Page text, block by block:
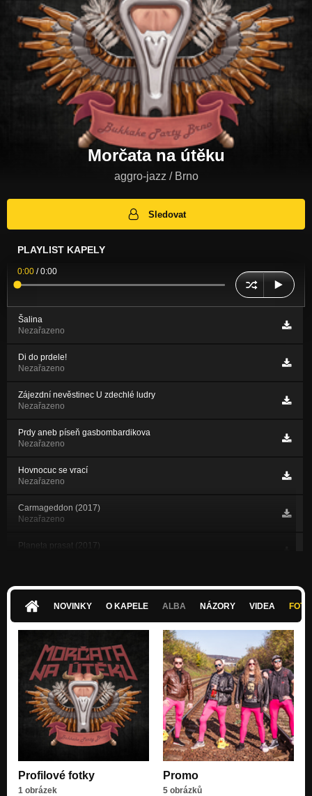
Morčata na útěku
aggro-jazz / Brno
Sledovat
PLAYLIST KAPELY
0:00 /0:00
Šalina
Nezařazeno
Di do prdele!
Nezařazeno
Zájezdní nevěstinec U zdechlé ludry
Nezařazeno
Prdy aneb píseň gasbombardikova
Nezařazeno
Hovnocuc se vrací
Nezařazeno
Carmageddon (2017)
Nezařazeno
Planeta prasat (2017)
Tradice z krabice
Nezařazeno
Industrial Porno Show
Nezařazeno
Tenkrát na záchodě
Nezařazeno
Noční můra z Kounicova Street
Nezařazeno
Ecivalpú
NOVINKY O KAPELE ALBA NÁZORY VIDEA
Profilové fotky
1 obrázek
Promo
5 obrázků